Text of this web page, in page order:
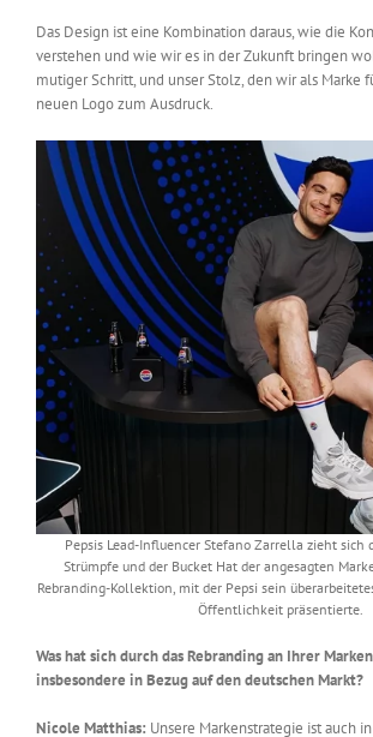
Das Design ist eine Kombination daraus, wie die
verstehen und wie wir es in der Zukunft bringen
mutiger Schritt, und unser Stolz, den wir als Marke
neuen Logo zum Ausdruck.
Pepsis Lead-Influencer Stefano Zarrella zieht sich
Strümpfe und der Bucket Hat der angesagten
Rebranding-Kollektion, mit der Pepsi sein
Öffentlichkeit präsentierte.
Was hat sich durch das Rebranding an Ihrer
insbesondere in Bezug auf den deutschen Markt?
Nicole Matthias: Unsere Markenstrategie ist auch